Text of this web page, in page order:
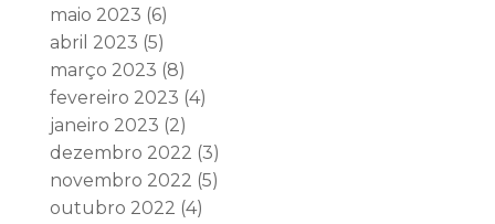
maio 2023 (6)
abril 2023 (5)
março 2023 (8)
fevereiro 2023 (4)
janeiro 2023 (2)
dezembro 2022 (3)
novembro 2022 (5)
outubro 2022 (4)